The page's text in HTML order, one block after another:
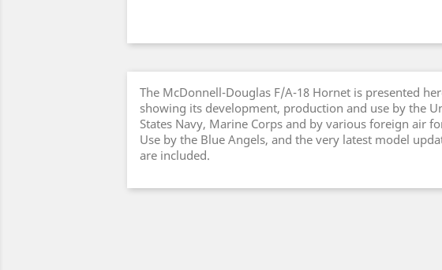
The McDonnell-Douglas F/A-18 Hornet is presented
showing its development, production and use by the
States Navy, Marine Corps and by various foreign air
Use by the Blue Angels, and the very latest model
are included.